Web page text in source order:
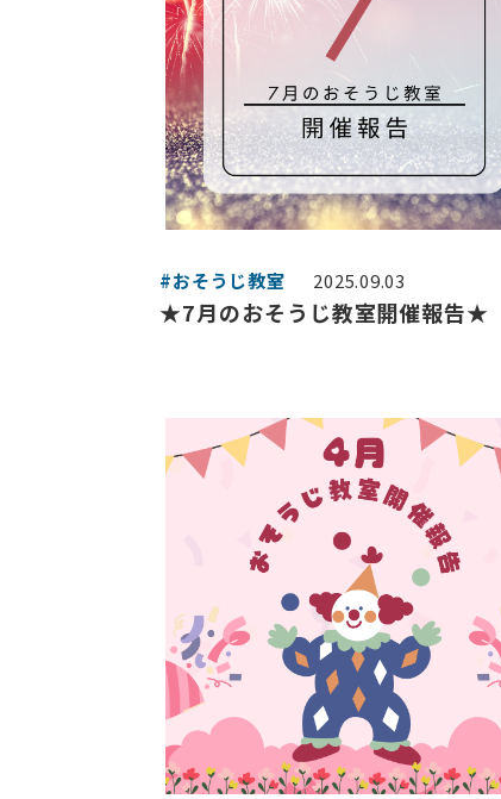
#おそうじ教室 2025.09.03
★7月のおそうじ教室開催報告★